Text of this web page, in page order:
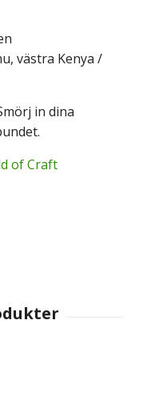
västra Kenya /
in dina
of Craft